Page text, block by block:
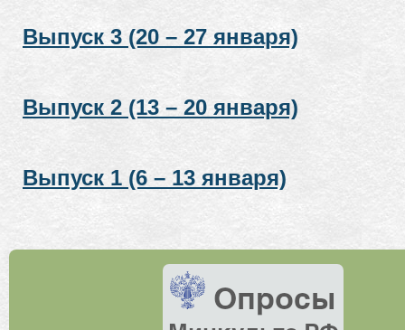
Выпуск 3 (20 – 27 января)
Выпуск 2 (13 – 20 января)
Выпуск 1 (6 – 13 января)